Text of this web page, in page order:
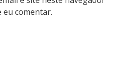
eu comentar.